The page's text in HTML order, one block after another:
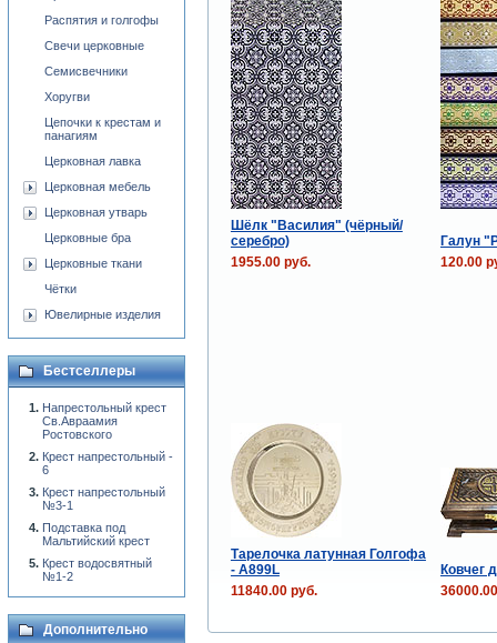
Шёлк "Василия" (чёрный/
серебро)
Галун
1955.00 руб.
120.00
Тарелочка латунная Голгофа
- A899L
Ковчег
11840.00 руб.
Распятия и голгофы
Свечи церковные
Семисвечники
Хоругви
Цепочки к крестам и
панагиям
Церковная лавка
Церковная мебель
Церковная утварь
Церковные бра
Церковные ткани
Чётки
Ювелирные изделия
Бестселлеры
Напрестольный крест
Св.Авраамия
Ростовского
Крест напрестольный -
6
Крест напрестольный
№3-1
Подставка под
Мальтийский крест
Крест водосвятный
№1-2
Дополнительно